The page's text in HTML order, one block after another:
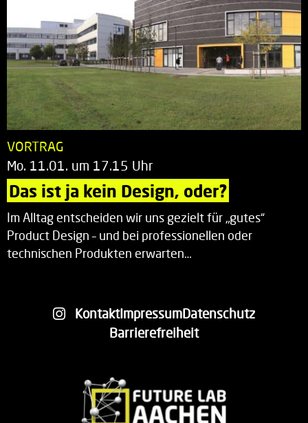
VORTRAG
Mo. 11.01. um 17.15 Uhr
Das ist ja kein Design, oder?
Im Alltag entscheiden wir uns gezielt für „gutes“
Product Design – und bei professionellen oder
technischen Produkten erwarten…
KontaktImpressumDatenschutz
Barrierefreiheit